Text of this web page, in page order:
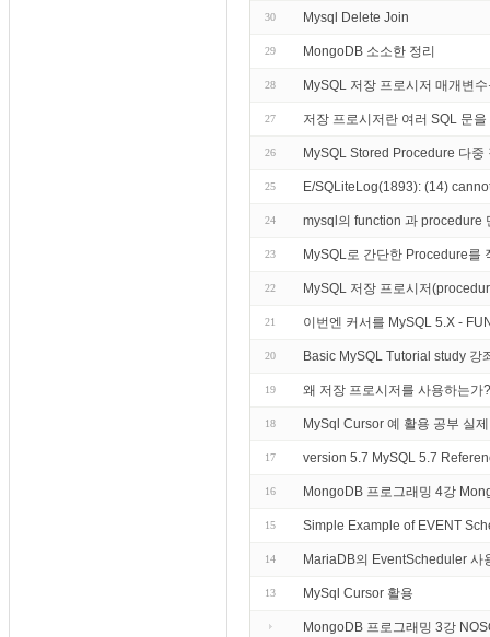
30 Mysql Delete Join
29 MongoDB 소소한 정리
28 MySQL 저장 프로시저 매개변
27 저장 프로시저란 여러 SQL 문
26 MySQL Stored Procedure 다중
25 E/SQLiteLog(1893): (14)
24 mysql의 function 과 procedure
23 MySQL로 간단한 Procedure를
22 MySQL 저장 프로시저
21 이번엔 커서를 MySQL 5.X -
20 Basic MySQL Tutorial study 강
19 왜 저장 프로시저를 사용하는가?
18 MySql Cursor 예 활용 공부 실
17 version 5.7 MySQL 5.7
16 MongoDB 프로그래밍 4강
15 Simple Example of EVENT
14 MariaDB의 EventScheduler 사
13 MySql Cursor 활용
MongoDB 프로그래밍 3강